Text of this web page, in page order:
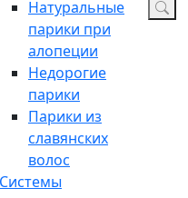
Натуральные
парики при
алопеции
Недорогие
парики
Парики из
славянских
волос
Системы